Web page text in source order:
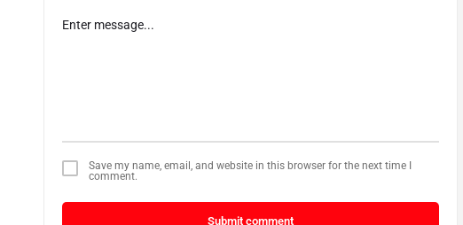
Save my name, email, and website in this browser for the next time I
comment.
Submit comment